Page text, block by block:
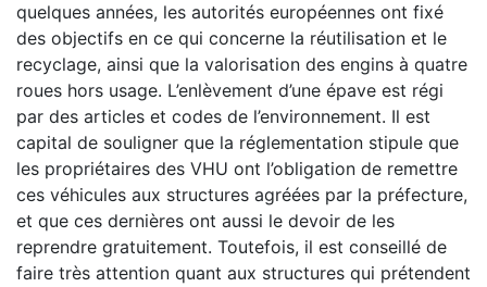
quelques années, les autorités européennes ont fixé
des objectifs en ce qui concerne la réutilisation et le
recyclage, ainsi que la valorisation des engins à quatre
roues hors usage. L’enlèvement d’une épave est régi
par des articles et codes de l’environnement. Il est
capital de souligner que la réglementation stipule que
les propriétaires des VHU ont l’obligation de remettre
ces véhicules aux structures agréées par la préfecture,
et que ces dernières ont aussi le devoir de les
reprendre gratuitement. Toutefois, il est conseillé de
faire très attention quant aux structures qui prétendent